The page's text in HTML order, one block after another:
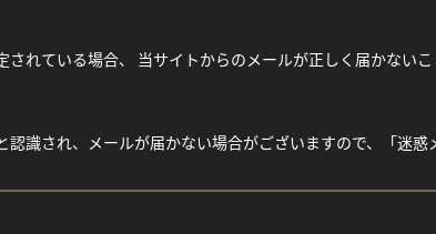
れている場合、 当サイトからのメールが正しく届かない
識され、メールが届かない場合がございますので、「迷惑